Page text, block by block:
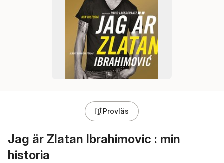
Provläs
Jag är Zlatan Ibrahimovic : min
historia